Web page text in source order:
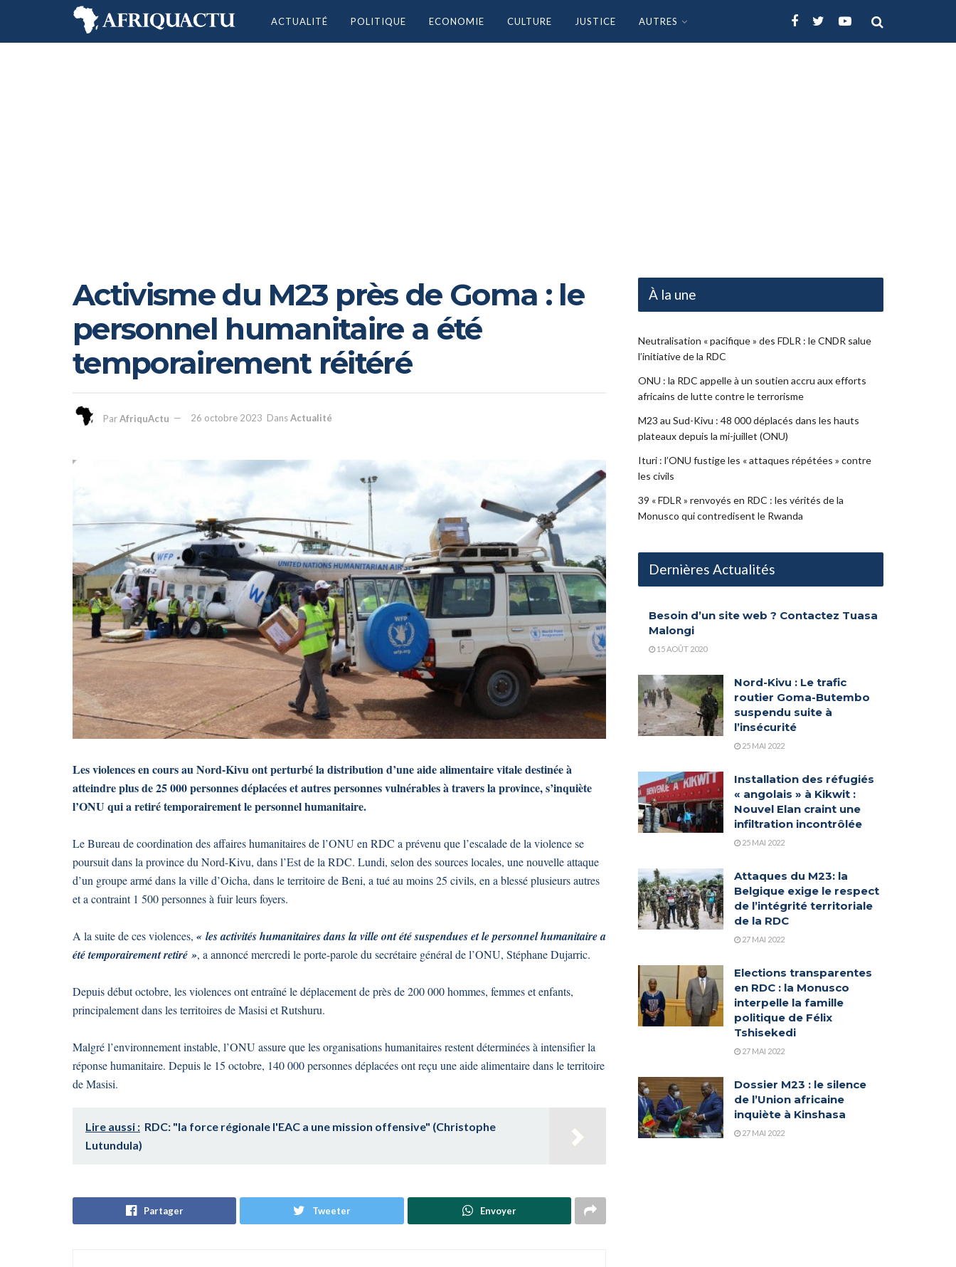
ACTUALITÉ POLITIQUE ECONOMIE CULTURE JUSTICE AUTRES
Activisme du M23 près de Goma : le
personnel humanitaire a été
temporairement réitéré
ParAfriquActu 26 octobre 2023 DansActualité
Les violences en cours au Nord-Kivu ont perturbé la distribution d’une aide alimentaire vitale destinée à
atteindre plus de 25 000 personnes déplacées et autres personnes vulnérables à travers la province, s’inquiète
l’ONU qui a retiré temporairement le personnel humanitaire.
Le Bureau de coordination des affaires humanitaires de l’ONU en RDC a prévenu que l’escalade de la violence se
poursuit dans la province du Nord-Kivu, dans l’Est de la RDC. Lundi, selon des sources locales, une nouvelle attaque
d’un groupe armé dans la ville d’Oicha, dans le territoire de Beni, a tué au moins 25 civils, en a blessé plusieurs autres
et a contraint 1 500 personnes à fuir leurs foyers.
A la suite de ces violences, « les activités humanitaires dans la ville ont été suspendues et le personnel humanitaire a
été temporairement retiré », a annoncé mercredi le porte-parole du secrétaire général de l’ONU, Stéphane Dujarric.
Depuis début octobre, les violences ont entraîné le déplacement de près de 200 000 hommes, femmes et enfants,
principalement dans les territoires de Masisi et Rutshuru.
Malgré l’environnement instable, l’ONU assure que les organisations humanitaires restent déterminées à intensifier la
réponse humanitaire. Depuis le 15 octobre, 140 000 personnes déplacées ont reçu une aide alimentaire dans le territoire
de Masisi.
Lire aussi : RDC: "la force régionale l'EAC a une mission offensive" (Christophe
Lutundula)
Partager Tweeter Envoyer
À la une
Neutralisation « pacifique » des FDLR : le CNDR salue
l’initiative de la RDC
ONU : la RDC appelle à un soutien accru aux efforts
africains de lutte contre le terrorisme
M23 au Sud-Kivu : 48 000 déplacés dans les hauts
plateaux depuis la mi-juillet (ONU)
Ituri : l’ONU fustige les « attaques répétées » contre
les civils
39 « FDLR » renvoyés en RDC : les vérités de la
Monusco qui contredisent le Rwanda
Dernières Actualités
Besoin d’un site web ? Contactez Tuasa
Malongi
15 AOÛT 2020
Nord-Kivu : Le trafic
routier Goma-Butembo
suspendu suite à
l’insécurité
25 MAI 2022
Installation des réfugiés
« angolais » à Kikwit :
Nouvel Elan craint une
infiltration incontrôlée
25 MAI 2022
Attaques du M23: la
Belgique exige le respect
de l’intégrité territoriale
de la RDC
27 MAI 2022
Elections transparentes
en RDC : la Monusco
interpelle la famille
politique de Félix
Tshisekedi
27 MAI 2022
Dossier M23 : le silence
de l’Union africaine
inquiète à Kinshasa
27 MAI 2022